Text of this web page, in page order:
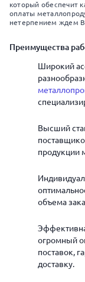
который обеспечит
оплаты
нетерпением ждем
Преимущества
Широкий
Высший
продукции
объема
огромный
поставок,
доставку.